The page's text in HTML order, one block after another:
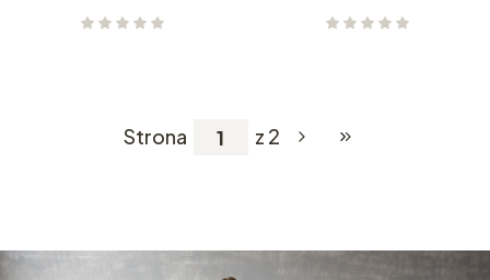
Strona z 2 Przejdź do